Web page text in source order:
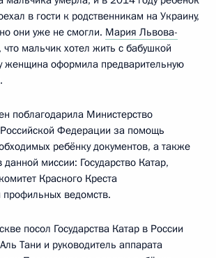
в гости к родственникам на Украину,
они уже не смогли. Мария Львова-
что мальчик хотел жить с бабушкой
женщина оформила предварительную
поблагодарила Министерство
Федерации за помощь
ребёнку документов, а также
данной миссии: Государство Катар,
Красного Креста
профильных ведомств.
посол Государства Катар в России
Тани и руководитель аппарата